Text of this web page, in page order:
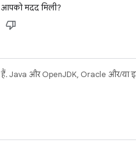
मदद मिली?
Java और OpenJDK, Oracle और/या